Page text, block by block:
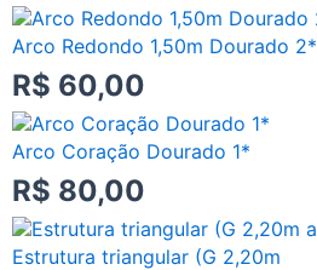
Arco Redondo 1,50m Dourado 2*
R$ 60,00
Arco Coração Dourado 1*
R$ 80,00
Estrutura triangular (G 2,20m